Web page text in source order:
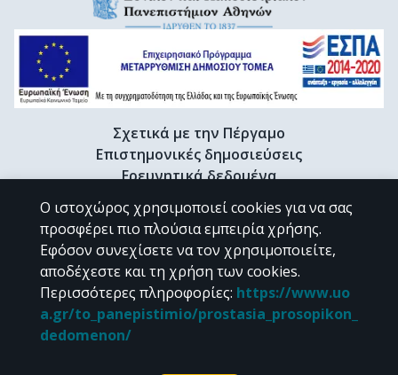
Σχετικά με την Πέργαμο
Επιστημονικές δημοσιεύσεις
Ερευνητικά δεδομένα
Διδακτορικές διατριβές & Γκρίζα βιβλιογραφία
Προφίλ Ερευνητή
CC BY-NC 4.0
Εκτός αν αναφέρεται διαφορετικά, το υλικό της "Περγάμου" διατίθεται
Ο ιστοχώρος χρησιμοποιεί cookies για να σας
προσφέρει πιο πλούσια εμπειρία χρήσης.
Εφόσον συνεχίσετε να τον χρησιμοποιείτε,
αποδέχεστε και τη χρήση των cookies.
Περισσότερες πληροφορίες: https://www.uo
a.gr/to_panepistimio/prostasia_prosopikon_
dedomenon/